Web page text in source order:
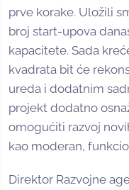
prve korake. Uložili
broj start-upova
kapacitete. Sada
kvadrata bit će
ureda i dodatnim
projekt dodatno
omogućiti razvoj
kao moderan,
Direktor Razvojne